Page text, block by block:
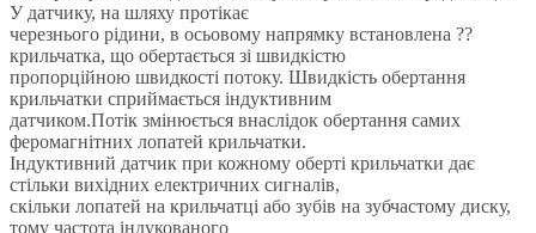
У датчику, на шляху протікає
черезнього рідини, в осьовому напрямку встановлена ??
крильчатка, що обертається зі швидкістю
пропорційною швидкості потоку. Швидкість обертання
крильчатки сприймається індуктивним
датчиком.Потік змінюється внаслідок обертання самих
феромагнітних лопатей крильчатки.
Індуктивний датчик при кожному оберті крильчатки дає
стільки вихідних електричних сигналів,
скільки лопатей на крильчатці або зубів на зубчастому диску,
тому частота індукованого